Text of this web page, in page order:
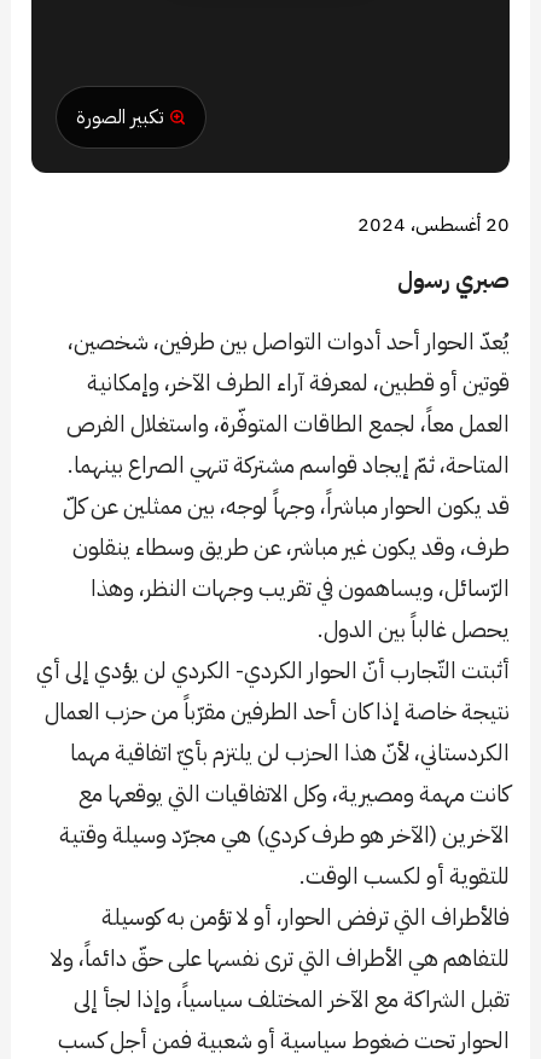
تكبير الصورة
20 أغسطس، 2024
صبري رسول
يُعدّ الحوار أحد أدوات التواصل بين طرفين، شخصين،
قوتين أو قطبين، لمعرفة آراء الطرف الآخر، وإمكانية
العمل معاً، لجمع الطاقات المتوفّرة، واستغلال الفرص
المتاحة، ثمّ إيجاد قواسم مشتركة تنهي الصراع بينهما.
قد يكون الحوار مباشراً، وجهاً لوجه، بين ممثلين عن كلّ
طرف، وقد يكون غير مباشر، عن طريق وسطاء ينقلون
الرّسائل، ويساهمون في تقريب وجهات النظر، وهذا
يحصل غالباً بين الدول.
أثبتت التّجارب أنّ الحوار الكردي- الكردي لن يؤدي إلى أي
نتيجة خاصة إذا كان أحد الطرفين مقرّباً من حزب العمال
الكردستاني، لأنّ هذا الحزب لن يلتزم بأيّ اتفاقية مهما
كانت مهمة ومصيرية، وكل الاتفاقيات التي يوقعها مع
الآخرين (الآخر هو طرف كردي) هي مجرّد وسيلة وقتية
للتقوية أو لكسب الوقت.
فالأطراف التي ترفض الحوار، أو لا تؤمن به كوسيلة
للتفاهم هي الأطراف التي ترى نفسها على حقّ دائماً، ولا
تقبل الشراكة مع الآخر المختلف سياسياً، وإذا لجأ إلى
الحوار تحت ضغوط سياسية أو شعبية فمن أجل كسب